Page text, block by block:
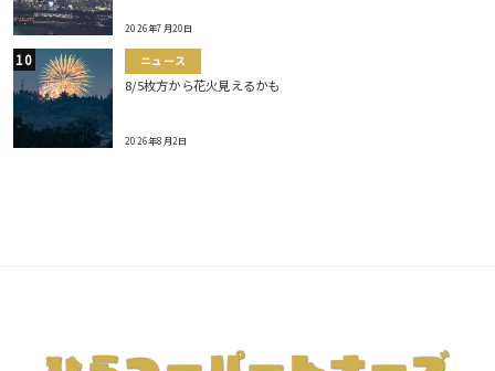
2026年7月20日
ニュース
8/5枚方から花火見えるかも
2026年8月2日